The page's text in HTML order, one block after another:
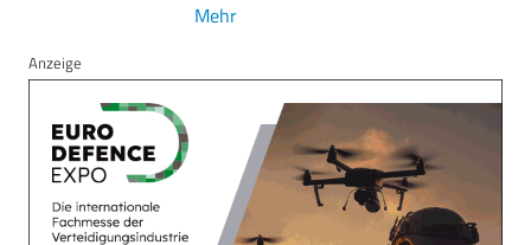
Mehr
Anzeige